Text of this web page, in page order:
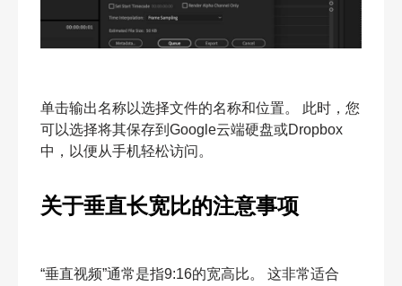
单击输出名称以选择文件的名称和位置。 此时，您
可以选择将其保存到Google云端硬盘或Dropbox
中，以便从手机轻松访问。
关于垂直长宽比的注意事项
“垂直视频”通常是指9:16的宽高比。 这非常适合